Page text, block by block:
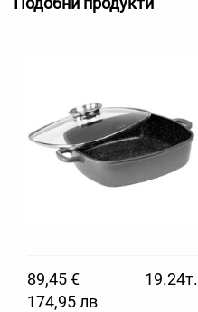
89,45 €
19.24т.
174,95 лв